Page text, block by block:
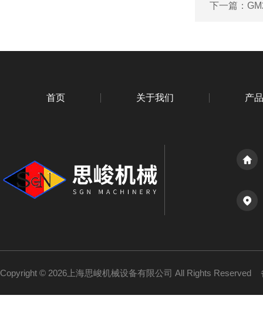
下一篇：
首页 关于我们 产
Copyright © 2026上海思峻机械设备有限公司 All Rights Reserved